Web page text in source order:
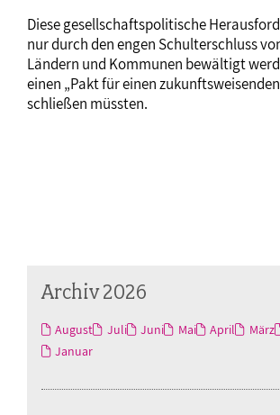
Diese gesellschaftspolitische
nur durch den engen Schulterschluss
Ländern und Kommunen bewältigt
einen „Pakt für einen
schließen müssten.
Archiv 2026
August Juli Juni Mai April März
Januar